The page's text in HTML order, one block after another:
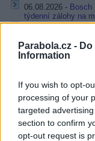
Parabola.cz -
Information
If you wish to opt-
processing of your
targeted
section to confirm
opt-out request is
06.08.2026 - Bosch
týdenní zálohy na
48.400 Kč •
06.08.2026 -Bosch
příspěvek na
... další nabídky